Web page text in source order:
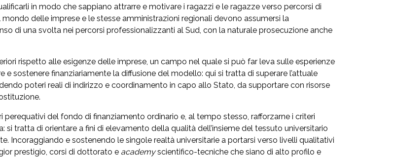
in modo che sappiano attrarre e motivare i ragazzi e le ragazze verso percorsi di
delle imprese e le stesse amministrazioni regionali devono assumersi la
di una svolta nei percorsi professionalizzanti al Sud, con la naturale prosecuzione anche
rispetto alle esigenze delle imprese, un campo nel quale si può far leva sulle esperienze
sostenere finanziariamente la diffusione del modello: qui si tratta di superare l’attuale
poteri reali di indirizzo e coordinamento in capo allo Stato, da supportare con risorse
perequativi del fondo di finanziamento ordinario e, al tempo stesso, rafforzarne i criteri
tratta di orientare a fini di elevamento della qualità dell’insieme del tessuto universitario
Incoraggiando e sostenendo le singole realtà universitarie a portarsi verso livelli qualitativi
prestigio, corsi di dottorato e academyscientifico-tecniche che siano di alto profilo e